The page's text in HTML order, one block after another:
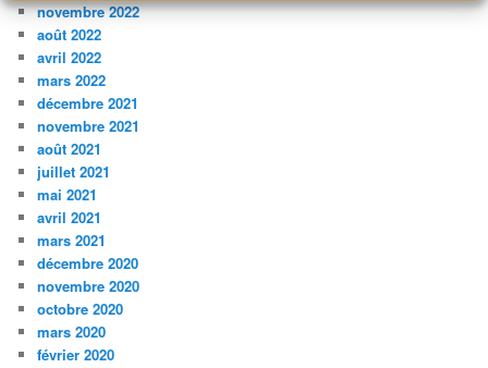
novembre 2022
août 2022
avril 2022
mars 2022
décembre 2021
novembre 2021
août 2021
juillet 2021
mai 2021
avril 2021
mars 2021
décembre 2020
novembre 2020
octobre 2020
mars 2020
février 2020